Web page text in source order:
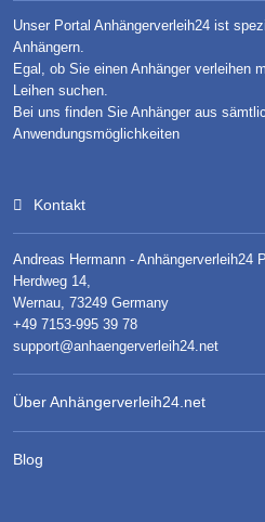
Unser Portal Anhängerverleih24 ist
Anhängern.
Egal, ob Sie einen Anhänger verleihen
Leihen suchen.
Bei uns finden Sie Anhänger aus
Anwendungsmöglichkeiten
Kontakt
Andreas Hermann - Anhängerverleih24
Herdweg 14,
Wernau, 73249 Germany
+49 7153-995 39 78
support@anhaengerverleih24.net
Über Anhängerverleih24.net
Blog